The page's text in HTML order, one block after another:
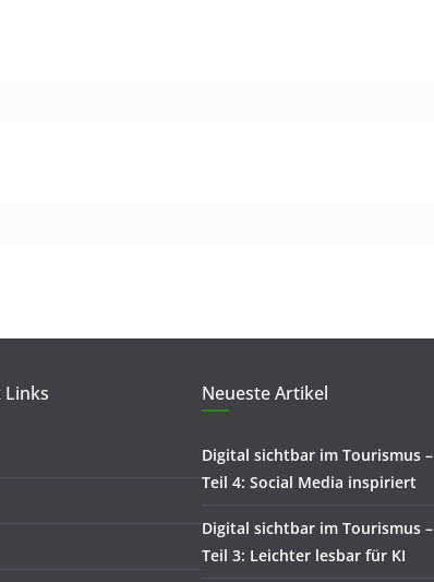
Links Neueste Artikel
Digital sichtbar im Tourismus –
Teil 4: Social Media inspiriert
Digital sichtbar im Tourismus –
Teil 3: Leichter lesbar für KI